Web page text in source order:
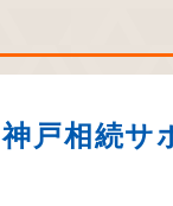
相続サ